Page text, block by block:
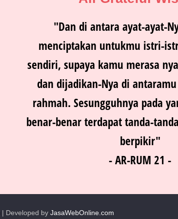
"Dan di antara ayat-ayat-
menciptakan untukmu istri-
sendiri, supaya kamu merasa
dan dijadikan-Nya di
rahmah. Sesungguhnya pada
benar-benar terdapat tanda-
berpikir"
- AR-RUM 21 -
| Developed by JasaWebOnline.com